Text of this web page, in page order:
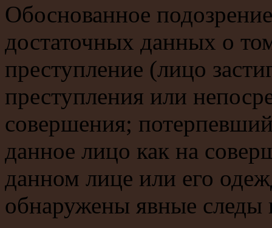
Обоснованное
достаточных данных о
преступление (лицо
преступления или
совершения;
данное лицо как на
данном лице или его
обнаружены явные следы